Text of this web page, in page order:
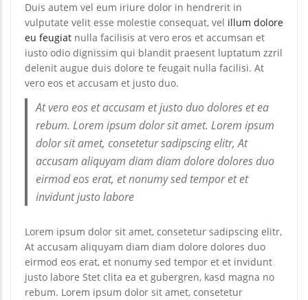
Duis autem vel eum iriure dolor in hendrerit in
vulputate velit esse molestie consequat, vel illum dolore
eu feugiat nulla facilisis at vero eros et accumsan et
iusto odio dignissim qui blandit praesent luptatum zzril
delenit augue duis dolore te feugait nulla facilisi. At
vero eos et accusam et justo duo.
At vero eos et accusam et justo duo dolores et ea
rebum. Lorem ipsum dolor sit amet. Lorem ipsum
dolor sit amet, consetetur sadipscing elitr, At
accusam aliquyam diam diam dolore dolores duo
eirmod eos erat, et nonumy sed tempor et et
invidunt justo labore
Lorem ipsum dolor sit amet, consetetur sadipscing elitr,
At accusam aliquyam diam diam dolore dolores duo
eirmod eos erat, et nonumy sed tempor et et invidunt
justo labore Stet clita ea et gubergren, kasd magna no
rebum. Lorem ipsum dolor sit amet, consetetur